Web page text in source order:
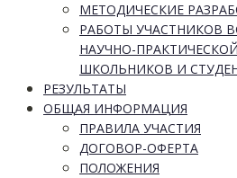
МЕТОДИЧЕСКИЕ
РАБОТЫ УЧАСТНИКОВ
НАУЧНО-
ШКОЛЬНИКОВ И
РЕЗУЛЬТАТЫ
ОБЩАЯ ИНФОРМАЦИЯ
ПРАВИЛА УЧАСТИЯ
ДОГОВОР-ОФЕРТА
ПОЛОЖЕНИЯ